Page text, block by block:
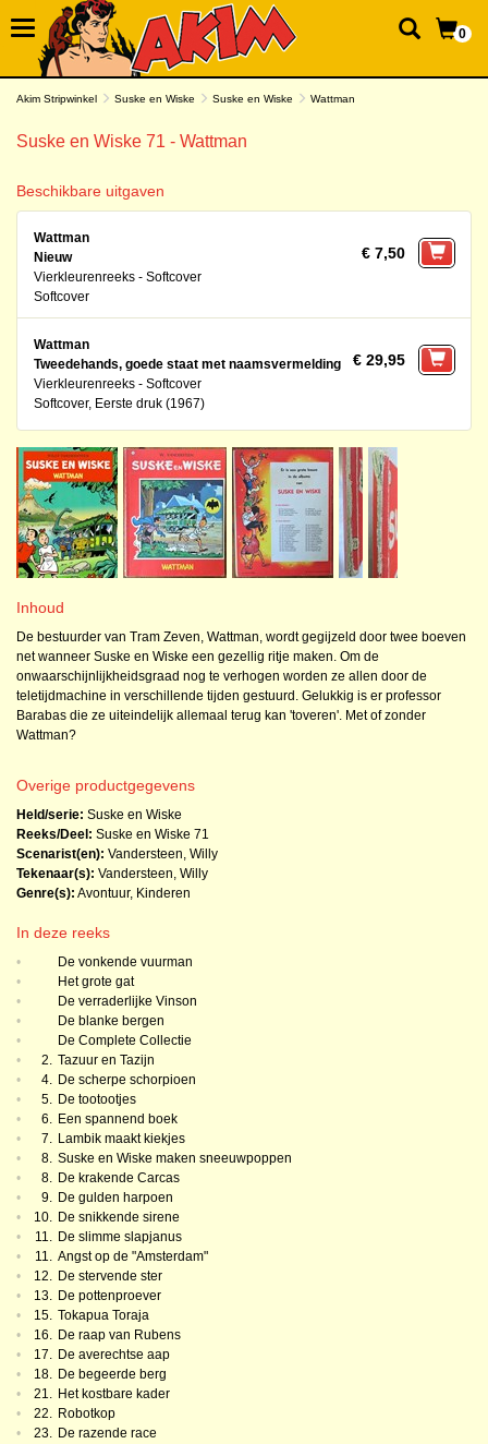
0
Akim Stripwinkel Suske en Wiske Suske en Wiske Wattman
Suske en Wiske 71 - Wattman
Beschikbare uitgaven
Wattman
Nieuw
Vierkleurenreeks - Softcover
Softcover
€ 7,50
Wattman
Tweedehands, goede staat met naamsvermelding
Vierkleurenreeks - Softcover
Softcover, Eerste druk (1967)
€ 29,95
Inhoud
De bestuurder van Tram Zeven, Wattman, wordt gegijzeld door twee boeven
net wanneer Suske en Wiske een gezellig ritje maken. Om de
onwaarschijnlijkheidsgraad nog te verhogen worden ze allen door de
teletijdmachine in verschillende tijden gestuurd. Gelukkig is er professor
Barabas die ze uiteindelijk allemaal terug kan 'toveren'. Met of zonder
Wattman?
Overige productgegevens
Held/serie: Suske en Wiske
Reeks/Deel: Suske en Wiske 71
Scenarist(en): Vandersteen, Willy
Tekenaar(s): Vandersteen, Willy
Genre(s): Avontuur, Kinderen
In deze reeks
•
De vonkende vuurman
•
Het grote gat
•
De verraderlijke Vinson
•
De blanke bergen
•
De Complete Collectie
•
2. Tazuur en Tazijn
•
4. De scherpe schorpioen
•
5. De tootootjes
•
6. Een spannend boek
•
7. Lambik maakt kiekjes
•
8. Suske en Wiske maken sneeuwpoppen
•
8. De krakende Carcas
•
9. De gulden harpoen
•
10. De snikkende sirene
•
11. De slimme slapjanus
•
11. Angst op de "Amsterdam"
•
12. De stervende ster
•
13. De pottenproever
•
15. Tokapua Toraja
•
16. De raap van Rubens
•
17. De averechtse aap
•
18. De begeerde berg
•
21. Het kostbare kader
•
22. Robotkop
•
23. De razende race